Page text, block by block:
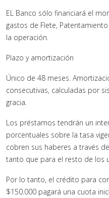
EL Banco sólo financiará el
gastos de Flete,
la operación.
Plazo y amortización
Único de 48 meses.
consecutivas, calculadas por
gracia.
Los préstamos tendrán un
porcentuales sobre la tasa
cobren sus haberes a través
tanto que para el resto de los
Por lo tanto, el crédito para
$150.000 pagará una cuota